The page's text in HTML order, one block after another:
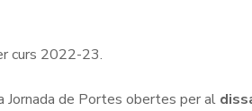
curs 2022-23.
Jornada de Portes obertes per al